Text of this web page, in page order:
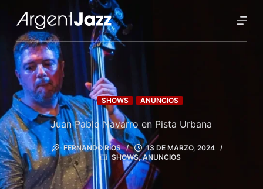
SHOWS ANUNCIOS
Juan Pablo Navarro en Pista Urbana
FERNANDO RÍOS
13 DE MARZO, 2024
SHOWS,ANUNCIOS